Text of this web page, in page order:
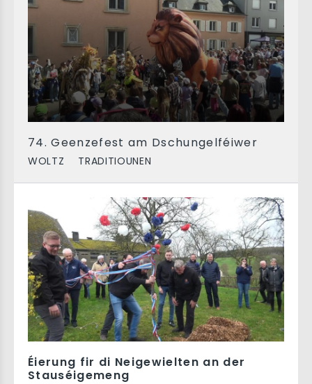
74. Geenzefest am Dschungelféiwer
WOLTZ TRADITIOUNEN
Éierung fir di Neigewielten an der
Stauséigemeng